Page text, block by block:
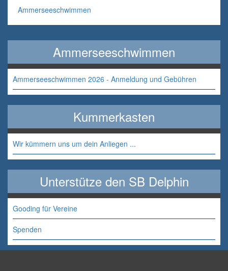
Ammerseeschwimmen
Ammerseeschwimmen
Ammerseeschwimmen 2026 - Anmeldung und Gebühren
Kummerkasten
Wir kümmern uns um dein Anliegen ...
Unterstütze den SB Delphin
Gooding für Vereine
Spenden